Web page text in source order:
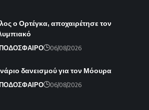
ο Ορτέγκα, αποχαιρέτησε τον
06/08/2026
δανεισμού για τον Μόουρα
06/08/2026